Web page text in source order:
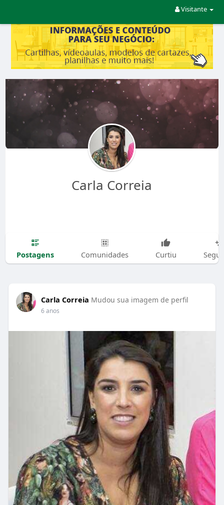
Visitante
Carla Correia
Postagens Comunidades Curtiu
Carla Correia Mudou sua imagem de perfil
6 anos